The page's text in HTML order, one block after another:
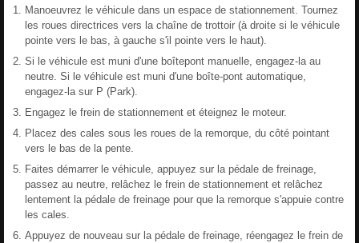
Manoeuvrez le véhicule dans un espace de stationnement. Tournez
les roues directrices vers la chaîne de trottoir (à droite si le véhicule
pointe vers le bas, à gauche s'il pointe vers le haut).
Si le véhicule est muni d'une boîtepont manuelle, engagez-la au
neutre. Si le véhicule est muni d'une boîte-pont automatique,
engagez-la sur P (Park).
Engagez le frein de stationnement et éteignez le moteur.
Placez des cales sous les roues de la remorque, du côté pointant
vers le bas de la pente.
Faites démarrer le véhicule, appuyez sur la pédale de freinage,
passez au neutre, relâchez le frein de stationnement et relâchez
lentement la pédale de freinage pour que la remorque s'appuie contre
les cales.
Appuyez de nouveau sur la pédale de freinage, réengagez le frein de